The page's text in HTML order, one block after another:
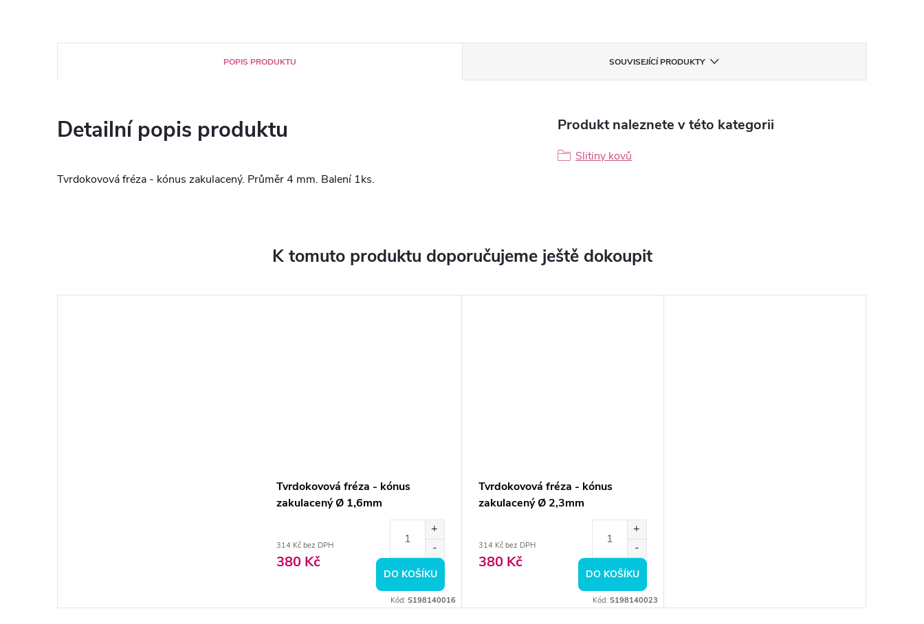
POPIS PRODUKTU SOUVISEJÍCÍ PRODUKTY
Detailní popis produktu
Tvrdokovová fréza - kónus zakulacený. Průměr 4 mm. Balení 1ks.
Produkt naleznete v této kategorii
Slitiny kovů
K tomuto produktu doporučujeme ještě dokoupit
Tvrdokovová fréza - kónus
zakulacený Ø 1,6mm
314 Kč bez DPH
380 Kč
DO KOŠÍKU
Kód: S198140016
Tvrdokovová fréza - kónus
zakulacený Ø 2,3mm
314 Kč bez DPH
380 Kč
DO KOŠÍKU
Kód: S198140023